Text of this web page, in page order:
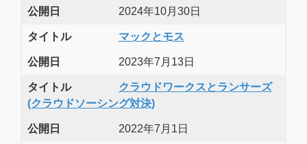
公開日 2024年10月30日
タイトル マックとモス
公開日 2023年7月13日
タイトル
クラウドワークスとランサーズ
(クラウドソーシング対決)
公開日 2022年7月1日